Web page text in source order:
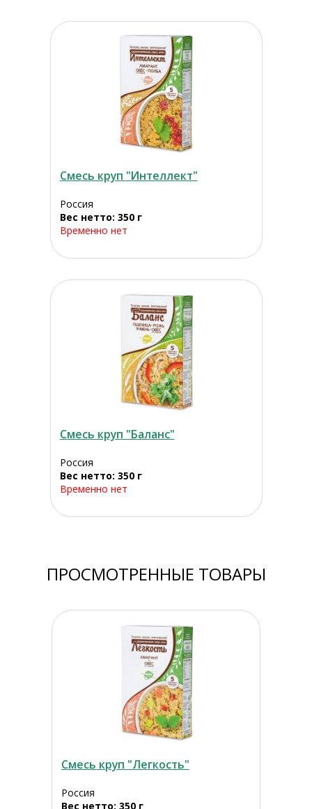
Смесь круп "Интеллект"
Россия
Вес нетто: 350 г
Временно нет
Смесь круп "Баланс"
Россия
Вес нетто: 350 г
Временно нет
ПРОСМОТРЕННЫЕ ТОВАРЫ
Смесь круп "Легкость"
Россия
Вес нетто: 350 г